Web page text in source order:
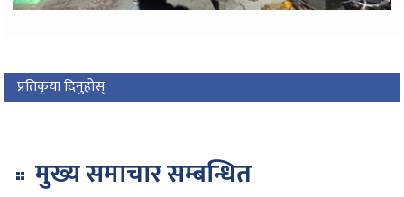
प्रतिकृया दिनुहोस्
मुख्य समाचार सम्बन्धित